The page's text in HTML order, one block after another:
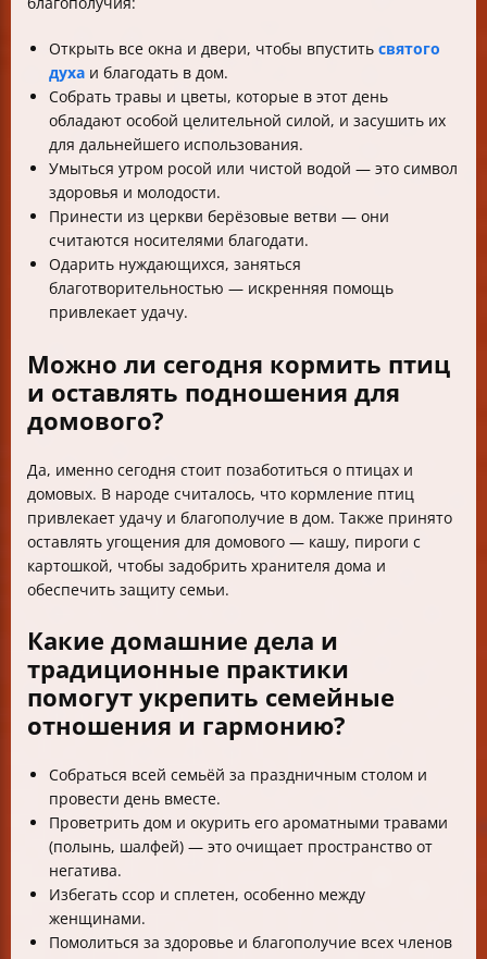
Открыть все окна и двери, чтобы впустить святого
духа и благодать в дом.
Собрать травы и цветы, которые в этот день
обладают особой целительной силой, и засушить их
для дальнейшего использования.
Умыться утром росой или чистой водой — это символ
здоровья и молодости.
Принести из церкви берёзовые ветви — они
считаются носителями благодати.
Одарить нуждающихся, заняться
благотворительностью — искренняя помощь
привлекает удачу.
Можно ли сегодня кормить птиц
и оставлять подношения для
домового?
Да, именно сегодня стоит позаботиться о птицах и
домовых. В народе считалось, что кормление птиц
привлекает удачу и благополучие в дом. Также принято
оставлять угощения для домового — кашу, пироги с
картошкой, чтобы задобрить хранителя дома и
обеспечить защиту семьи.
Какие домашние дела и
традиционные практики
помогут укрепить семейные
отношения и гармонию?
Собраться всей семьёй за праздничным столом и
провести день вместе.
Проветрить дом и окурить его ароматными травами
(полынь, шалфей) — это очищает пространство от
негатива.
Избегать ссор и сплетен, особенно между
женщинами.
Помолиться за здоровье и благополучие всех членов